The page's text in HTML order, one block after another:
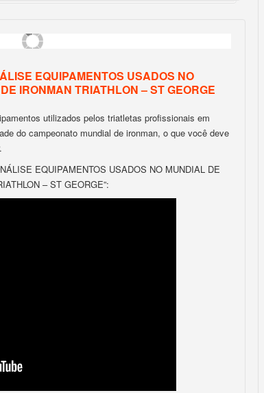
EQUIPAMENTOS USADOS NO
IRONMAN TRIATHLON – ST GEORGE
utilizados pelos triatletas profissionais em
do campeonato mundial de ironman, o que você deve
EQUIPAMENTOS USADOS NO MUNDIAL DE
– ST GEORGE”: